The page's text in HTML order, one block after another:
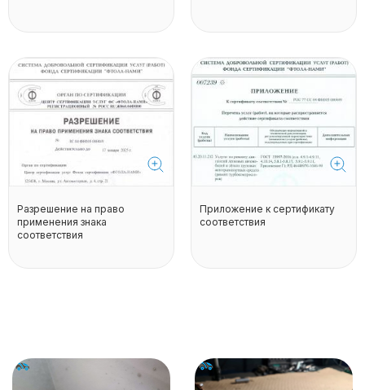
Разрешение на право
применения знака
соответствия
Приложение к сертификату
соответствия